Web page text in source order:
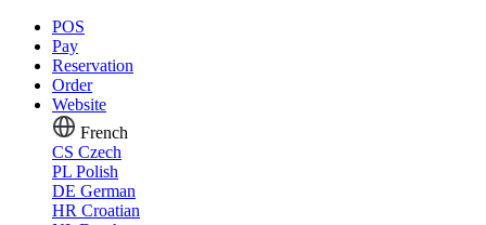
POS
Pay
Reservation
Order
Website
French
CS Czech
PL Polish
DE German
HR Croatian